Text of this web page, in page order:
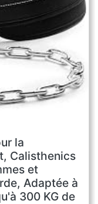
la
Calisthenics
et
Adaptée à
300 KG de